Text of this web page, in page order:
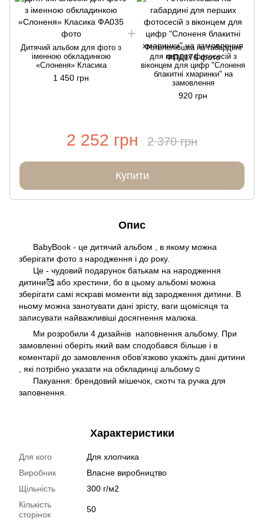
Дитячий альбом для фото з
іменною обкладинкою
«Слоненя» Класика
1 450 грн
Фотопелюшка на габардині
для перших фотосесій з
віконцем для цифр "Слоненя
блакитні хмаринки" на
замовлення
920 грн
2 252 грн 2 370 грн
Купити
Опис
BabyBook - це дитячий альбом , в якому можна
зберігати фото з народження і до року.
Це - чудовий подарунок батькам на народження
дитини🥰 або хрестини, бо в цьому альбомі можна
зберігати самі яскраві моменти від зародження дитини. В
ньому можна занотувати дані зрісту, ваги щомісяця та
записувати найважливіші досягнення малюка.
Ми розробили 4 дизайнів наповнення альбому. При
замовленні оберіть який вам сподобався більше і в
коментарії до замовлення обовʼязково укажіть дані дитини
, які потрібно указати на обкладинці альбому☺️
Пакуання: брендовий мішечок, скотч та ручка для
заповнення.
Характеристики
Для кого
Для хлопчика
Виробник
Власне виробництво
Щільність
300 г/м2
Кількість
сторінок
50